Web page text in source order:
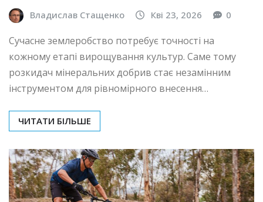
Владислав Стащенко Кві 23, 2026 0
Сучасне землеробство потребує точності на
кожному етапі вирощування культур. Саме тому
розкидач мінеральних добрив стає незамінним
інструментом для рівномірного внесення…
ЧИТАТИ БІЛЬШЕ